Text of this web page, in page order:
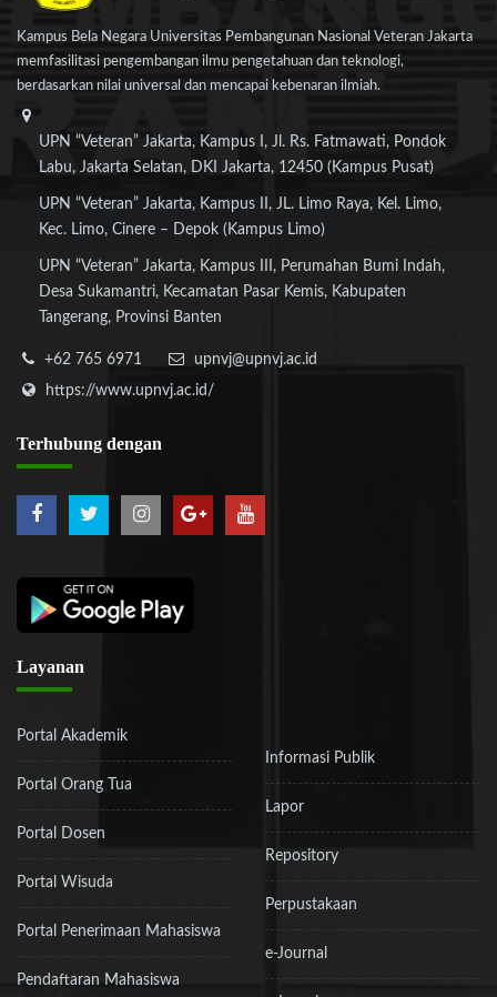
Kampus Bela Negara Universitas Pembangunan Nasional Veteran Jakarta
memfasilitasi pengembangan ilmu pengetahuan dan teknologi,
berdasarkan nilai universal dan mencapai kebenaran ilmiah.
UPN “Veteran” Jakarta, Kampus I, Jl. Rs. Fatmawati, Pondok
Labu, Jakarta Selatan, DKI Jakarta, 12450 (Kampus Pusat)
UPN “Veteran” Jakarta, Kampus II, JL. Limo Raya, Kel. Limo,
Kec. Limo, Cinere – Depok (Kampus Limo)
UPN “Veteran” Jakarta, Kampus III, Perumahan Bumi Indah,
Desa Sukamantri, Kecamatan Pasar Kemis, Kabupaten
Tangerang, Provinsi Banten
+62 765 6971
upnvj@upnvj.ac.id
https://www.upnvj.ac.id/
Terhubung dengan
Layanan
Portal Akademik
Portal Orang Tua
Portal Dosen
Portal Wisuda
Portal Penerimaan Mahasiswa
Pendaftaran Mahasiswa
Informasi Publik
Lapor
Repository
Perpustakaan
e-Journal